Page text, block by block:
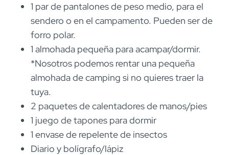
1 par de pantalones de peso medio, para el
sendero o en el campamento. Pueden ser de
forro polar.
1 almohada pequeña para acampar/dormir.
*Nosotros podemos rentar una pequeña
almohada de camping si no quieres traer la
tuya.
2 paquetes de calentadores de manos/pies
1 juego de tapones para dormir
1 envase de repelente de insectos
Diario y bolígrafo/lápiz